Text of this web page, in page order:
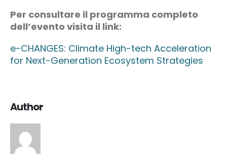
Per consultare il programma completo
dell’evento visita il link:
e-CHANGES: Climate High-tech Acceleration
for Next-Generation Ecosystem Strategies
Author